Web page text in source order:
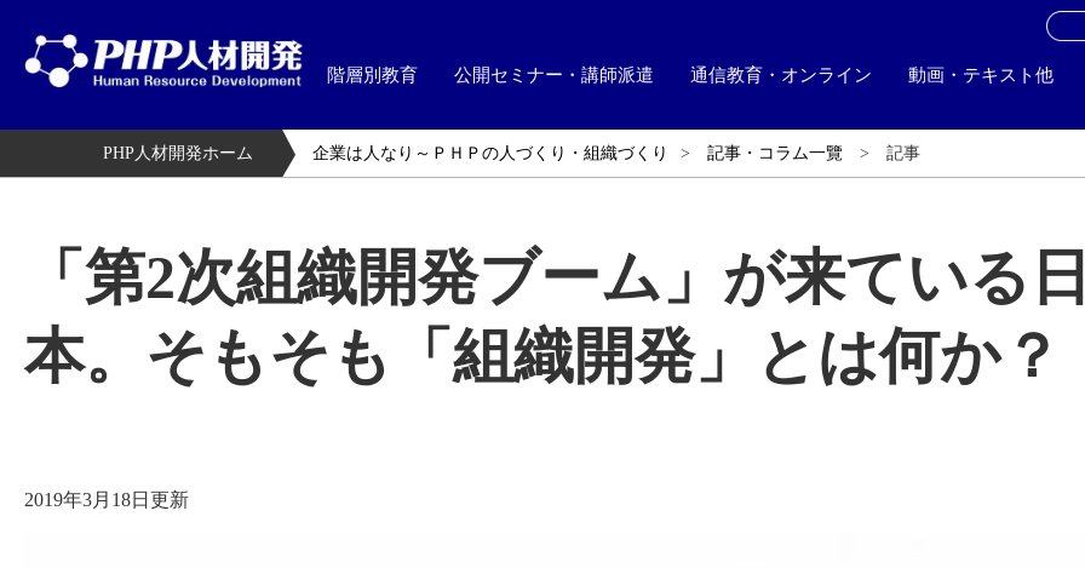
階層別教育 公開セミナー・講師派遣 通信教育・オンライン 動画・テキスト他
PHP人材開発ホーム 企業は人なり～ＰＨＰの人づくり・組織づくり 記事・コラム一覽 記事
「第2次組織開発ブーム」が来ている日
本。そもそも「組織開発」とは何か？
2019年3月18日更新